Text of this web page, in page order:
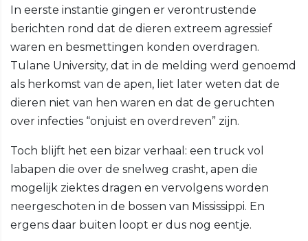
In eerste instantie gingen er verontrustende
berichten rond dat de dieren extreem agressief
waren en besmettingen konden overdragen.
Tulane University, dat in de melding werd genoemd
als herkomst van de apen, liet later weten dat de
dieren niet van hen waren en dat de geruchten
over infecties “onjuist en overdreven” zijn.
Toch blijft het een bizar verhaal: een truck vol
labapen die over de snelweg crasht, apen die
mogelijk ziektes dragen en vervolgens worden
neergeschoten in de bossen van Mississippi. En
ergens daar buiten loopt er dus nog eentje.